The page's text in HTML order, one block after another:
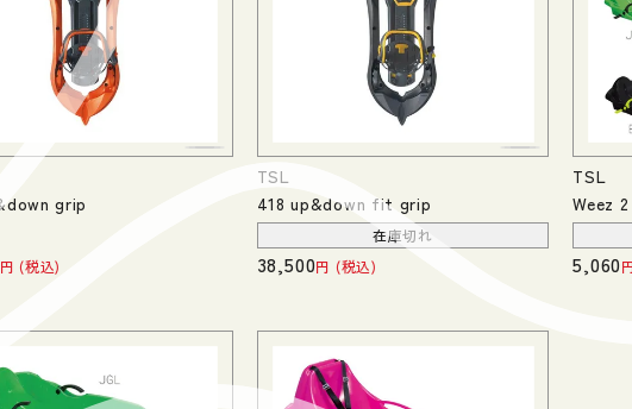
grip
税込
TSL
418 up&down fit grip
在庫切れ
38,500 税込
TSL
Weez 2
5,060